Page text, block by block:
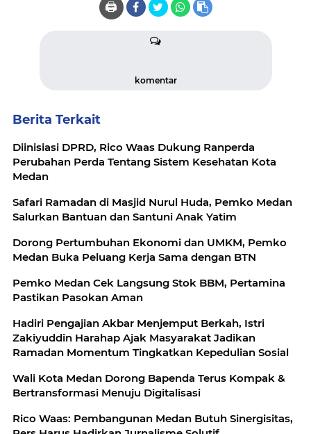
🖨️
komentar
Berita Terkait
Diinisiasi DPRD, Rico Waas Dukung Ranperda
Perubahan Perda Tentang Sistem Kesehatan Kota
Medan
Safari Ramadan di Masjid Nurul Huda, Pemko Medan
Salurkan Bantuan dan Santuni Anak Yatim
Dorong Pertumbuhan Ekonomi dan UMKM, Pemko
Medan Buka Peluang Kerja Sama dengan BTN
Pemko Medan Cek Langsung Stok BBM, Pertamina
Pastikan Pasokan Aman
Hadiri Pengajian Akbar Menjemput Berkah, Istri
Zakiyuddin Harahap Ajak Masyarakat Jadikan
Ramadan Momentum Tingkatkan Kepedulian Sosial
Wali Kota Medan Dorong Bapenda Terus Kompak &
Bertransformasi Menuju Digitalisasi
Rico Waas: Pembangunan Medan Butuh Sinergisitas,